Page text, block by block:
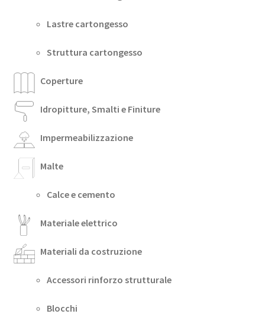
Lastre cartongesso
Struttura cartongesso
Coperture
Idropitture, Smalti e Finiture
Impermeabilizzazione
Malte
Calce e cemento
Materiale elettrico
Materiali da costruzione
Accessori rinforzo strutturale
Blocchi